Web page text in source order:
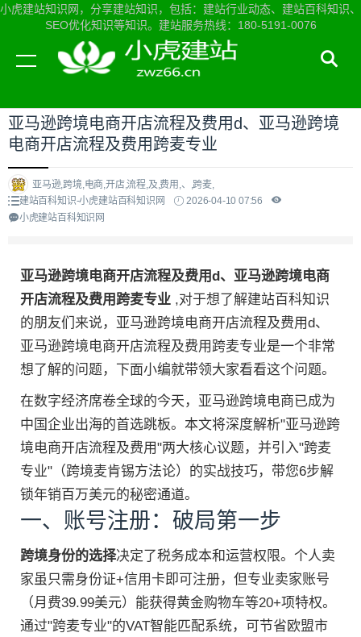
小虎建站知识网，分享建站知识，包括：建站行业动态、建站百科知识、
SEO优化知识等知识。建站服务热线：180-5191-0076
当前位置：小虎建站知识网首页>建站百科知识
亚马逊跨境电商开店流程及费用d、亚马逊跨境
电商开店流程及费用跨麦专业
亚马逊,跨境,电商,开店,流程,及,费用,、,跨麦,
建站百科知识-小虎建站百科知识网
2026-04-10 07:56
小虎建站百科知识网
亚马逊跨境电商开店流程及费用d、亚马逊跨境电商
开店流程及费用跨麦专业 ,对于想了解建站百科知识
的朋友们来说，亚马逊跨境电商开店流程及费用d、
亚马逊跨境电商开店流程及费用跨麦专业是一个非常
想了解的问题，下面小编就带领大家看看这个问题。
在数字经济席卷全球的今天，亚马逊跨境电商已成为
中国企业出海的首选跳板。本文将深度解析"亚马逊跨
境电商开店流程及费用"两大核心议题，并引入"跨麦
专业"（跨境麦肯锡方法论）的实战技巧，带您6步解
锁年销百万美元的秘密通道。
一、账号注册：破局第一步
跨境身份的选择决定了税务成本和运营权限。个人卖
家虽只需身份证+信用卡即可注册，但专业卖家账号
（月费39.99美元）能获得黄金购物车等20+项特权。
通过"跨麦专业"的VAT智能匹配系统，可节省欧盟市